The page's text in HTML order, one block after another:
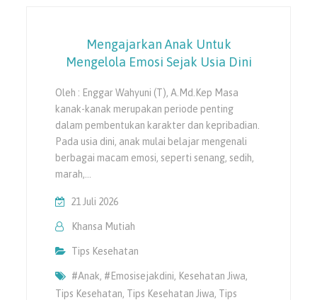
Mengajarkan Anak Untuk
Mengelola Emosi Sejak Usia Dini
Oleh : Enggar Wahyuni (T), A.Md.Kep Masa
kanak-kanak merupakan periode penting
dalam pembentukan karakter dan kepribadian.
Pada usia dini, anak mulai belajar mengenali
berbagai macam emosi, seperti senang, sedih,
marah,…
21 Juli 2026
Khansa Mutiah
Tips Kesehatan
#anak, #emosisejakdini, Kesehatan Jiwa,
Tips Kesehatan, Tips Kesehatan Jiwa, Tips